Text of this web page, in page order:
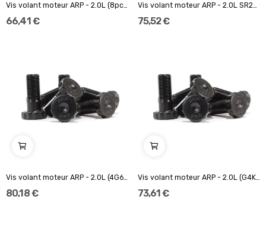
Vis volant moteur ARP - 2.0L (8pcs.) (longueur...
66,41 €
Vis volant moteur ARP - 2.0L SR20/DE/DET...
75,52 €
Vis volant moteur ARP - 2.0L (4G63) (Ã partir...
80,18 €
Vis volant moteur ARP - 2.0L (G4KF) (7pcs.)...
73,61 €